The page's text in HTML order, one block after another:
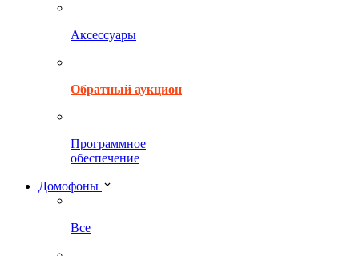
Аксессуары
Обратный аукцион
Программное
обеспечение
Домофоны
Все